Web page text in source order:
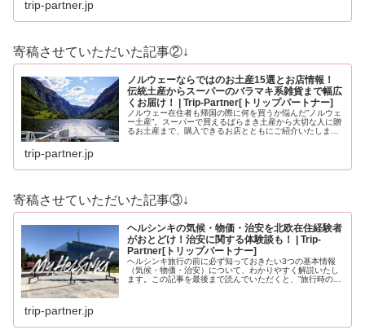
trip-partner.jp
寄稿させていただいた記事②↓
ノルウェーならではのお土産15選とお店情報！
伝統土産からスーパーのバラマキ系雑貨まで幅広
くお届け！ | Trip-Partner[トリップパートナー]
ノルウェー在住者も帰国の際に何を買うか悩んだ”ノルウェ
ー土産”。スーパーで買えるばらまき土産から大切な人に贈
るお土産まで、購入できるお店とともにご紹介いたしま
trip-partner.jp
寄稿させていただいた記事③↓
ヘルシンキの気候・物価・治安を北欧在住経験者
がおとどけ！治安に関する体験談も！ | Trip-
Partner[トリップパートナー]
ヘルシンキ旅行の前に必ず知っておきたい3つの基本情報
（気候・物価・治安）について、わかりやすく解説いたし
ます。この記事を最後まで読んでいただくと、”旅行時の服
trip-partner.jp